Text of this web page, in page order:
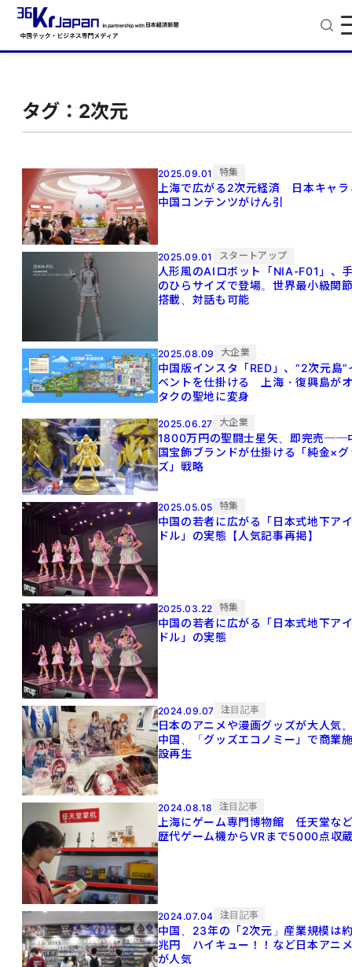
タグ：2次元
2025.09.01 特集
上海で広がる2次元経済 日本キャラ
中国コンテンツがけん引
2025.09.01 スタートアップ
人形風のAIロボット「NIA-F01」、
のひらサイズで登場。世界最小級関
搭載、対話も可能
2025.08.09 大企業
中国版インスタ「RED」、“2次元島”
ベントを仕掛ける 上海・復興島が
タクの聖地に変身
2025.06.27 大企業
1800万円の聖闘士星矢、即完売──
国宝飾ブランドが仕掛ける「純金×グ
ズ」戦略
2025.05.05 特集
中国の若者に広がる「日本式地下ア
ドル」の実態【人気記事再掲】
2025.03.22 特集
中国の若者に広がる「日本式地下ア
ドル」の実態
2024.09.07 注目記事
日本のアニメや漫画グッズが大人気
中国、「グッズエコノミー」で商業
設再生
2024.08.18 注目記事
上海にゲーム専門博物館 任天堂な
歴代ゲーム機からVRまで5000点収
2024.07.04 注目記事
中国、23年の「2次元」産業規模は
兆円 ハイキュー！！など日本アニ
が人気